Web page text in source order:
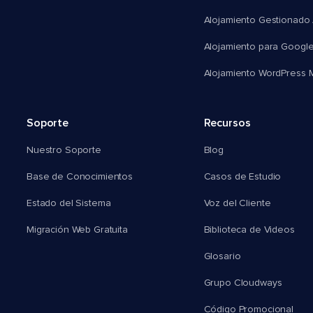
Alojamiento Gestionado
Alojamiento para
Alojamiento WordPress
Soporte
Nuestro Soporte
Base de Conocimientos
Estado del Sistema
Migración Web Gratuita
Recursos
Blog
Casos de Estudio
Voz del Cliente
Biblioteca de Videos
Glosario
Grupo Cloudways
Código Promocional